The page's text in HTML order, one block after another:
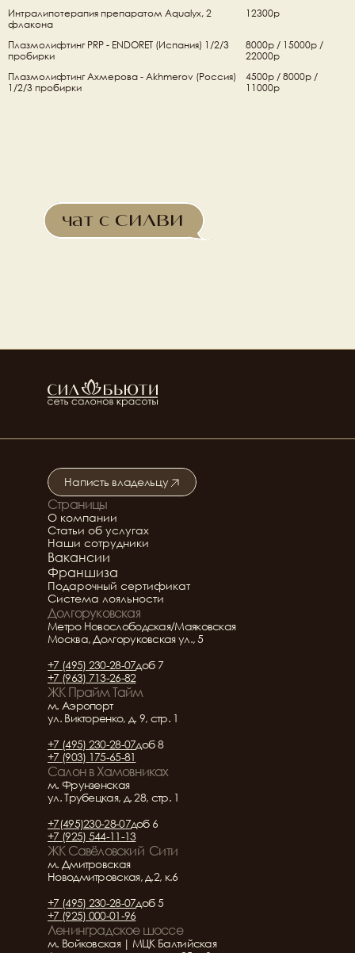
Интралипотерапия препаратом Aqualyx, 2
флакона
12300р
Плазмолифтинг PRP - ENDORET (Испания) 1/2/3
пробирки
8000р / 15000р /
22000р
Плазмолифтинг Ахмерова - Akhmerov (Россия)
1/2/3 пробирки
4500р / 8000р /
11000р
чат с СИЛВИ
Страницы
О компании
Статьи об услугах
Наши сотрудники
Вакансии
Франшиза
Подарочный сертификат
Система лояльности
Написть владельцу
Подробнее о салоне
Долгоруковская
Метро Новослободская/Маяковская
Москва, Долгоруковская ул., 5
+7 (495) 230-28-07доб 7
+7 (963) 713-26-82
ЖК Прайм Тайм
м. Аэропорт
ул. Викторенко, д. 9, стр. 1
+7 (495) 230-28-07доб 8
+7 (903) 175-65-81
Салон в Хамовниках
м. Фрунзенская
ул. Трубецкая, д. 28, стр. 1
+7(495)230-28-07доб 6
+7 (925) 544-11-13
ЖК Савёловский  Сити
м. Дмитровская
Новодмитровская, д.2, к.6
+7 (495) 230-28-07доб 5
+7 (925) 000-01-96
Ленинградское шоссе
м. Войковская | МЦК Балтийская